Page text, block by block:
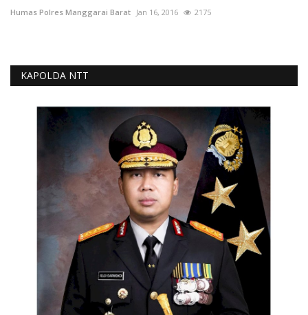
Humas Polres Manggarai Barat Jan 16, 2016 2175
KAPOLDA NTT